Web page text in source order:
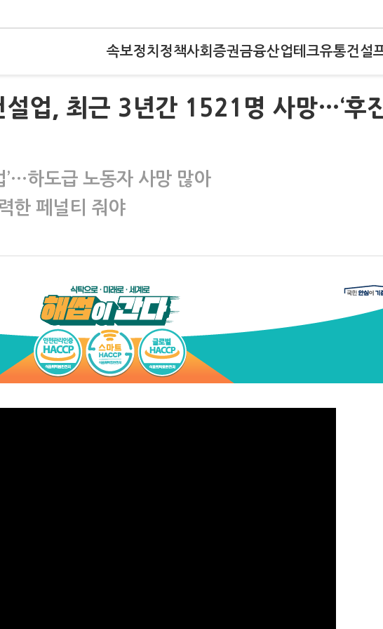
속보정치 정책사회 증권금융산업테크유통건설
설업, 최근 3년간 1521명 사망…‘후
’…하도급 노동자 사망 많아
한 페널티 줘야